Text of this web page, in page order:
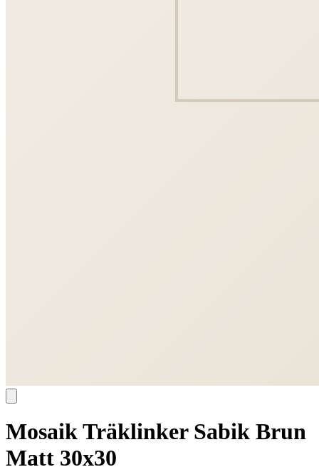
Mosaik Träklinker Sabik Brun
Matt 30x30